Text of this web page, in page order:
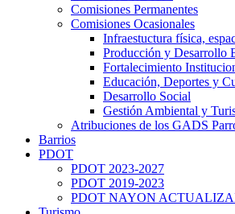
Comisiones Permanentes
Comisiones Ocasionales
Infraestuctura física,
Producción y Desarrollo
Fortalecimiento
Educación, Deportes y
Desarrollo Social
Gestión Ambiental y
Atribuciones de los GADS
Barrios
PDOT
PDOT 2023-2027
PDOT 2019-2023
PDOT NAYON